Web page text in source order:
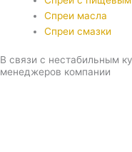
Спреи масла
Спреи смазки
В связи с нестабильным
менеджеров компании